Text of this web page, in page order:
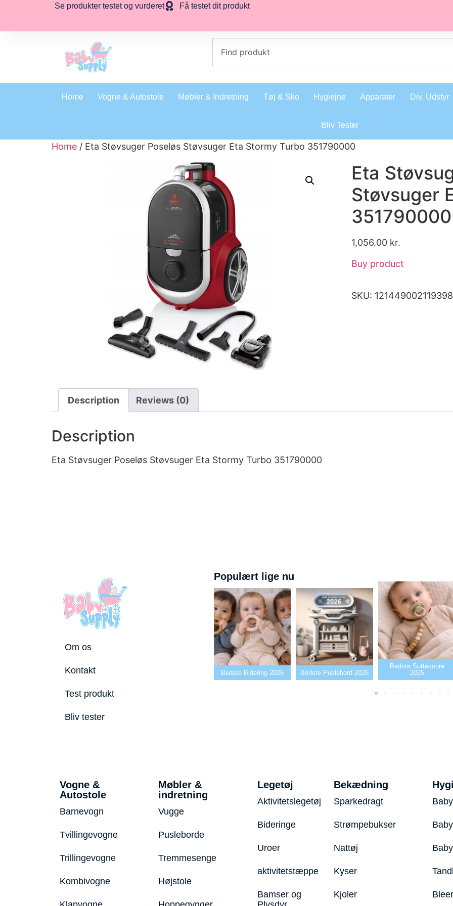
Se produkter testet og vurderet Få testet dit produkt
Home Vogne & Autostole Møbler & Indretning Tøj & Sko Hygiejne Apparater Div. Udstyr
Bliv Tester
Home / Eta Støvsuger Poseløs Støvsuger Eta Stormy Turbo 351790000
Eta
Støvsuger
351790000
1,056.00 kr.
Buy product
SKU:
Description Reviews (0)
Description
Eta Støvsuger Poseløs Støvsuger Eta Stormy Turbo 351790000
Om os
Kontakt
Test produkt
Bliv tester
Populært lige nu
Bedste tremmeseng
2026
Bedste Bidering 2026 Bedste Puslebord 2026
Bedste Suttesnore
2025
Vogne &
Autostole
Barnevogn
Tvillingevogne
Trillingevogne
Kombivogne
Møbler &
indretning
Vugge
Pusleborde
Tremmesenge
Højstole
Legetøj
Aktivitetslegetøj
Bideringe
Uroer
aktivitetstæppe
Bamser og
Bekædning
Sparkedragt
Strømpebukser
Nattøj
Kyser
Kjoler